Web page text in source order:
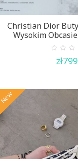
Christian Dior
Wysokim
out
zł
New